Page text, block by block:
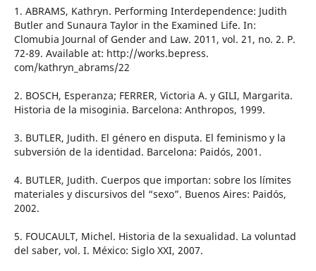
1. ABRAMS, Kathryn. Performing Interdependence: Judith
Butler and Sunaura Taylor in the Examined Life. In:
Clomubia Journal of Gender and Law. 2011, vol. 21, no. 2. P.
72-89. Available at: http://works.bepress.
com/kathryn_abrams/22
2. BOSCH, Esperanza; FERRER, Victoria A. y GILI, Margarita.
Historia de la misoginia. Barcelona: Anthropos, 1999.
3. BUTLER, Judith. El género en disputa. El feminismo y la
subversión de la identidad. Barcelona: Paidós, 2001.
4. BUTLER, Judith. Cuerpos que importan: sobre los límites
materiales y discursivos del “sexo”. Buenos Aires: Paidós,
2002.
5. FOUCAULT, Michel. Historia de la sexualidad. La voluntad
del saber, vol. I. México: Siglo XXI, 2007.